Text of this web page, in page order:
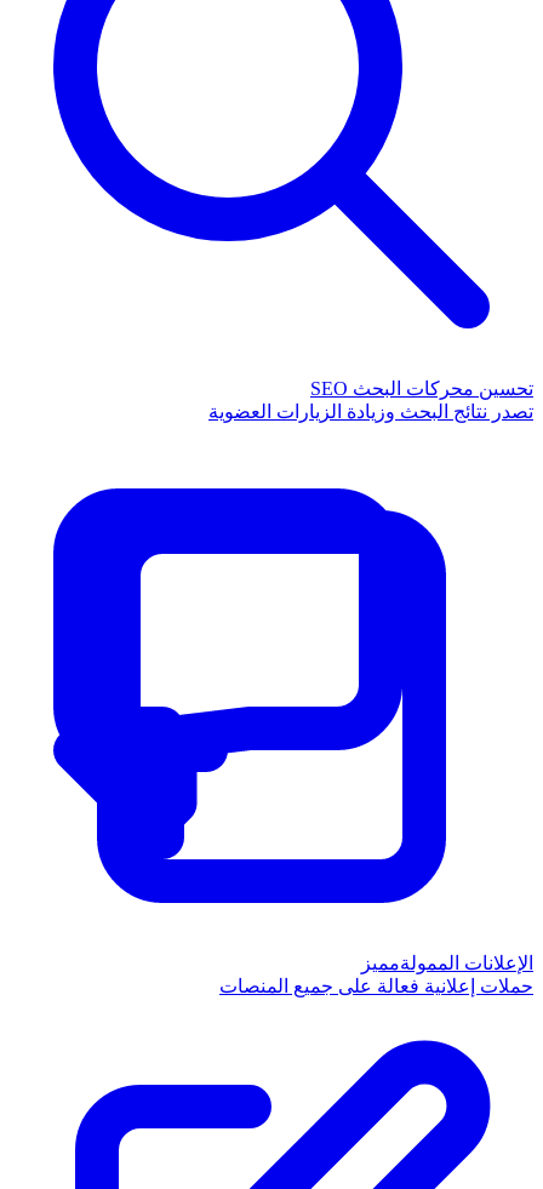
تحسين محركات البحث SEO
تصدر نتائج البحث وزيادة الزيارات العضوية
الإعلانات الممولةمميز
حملات إعلانية فعالة على جميع المنصات